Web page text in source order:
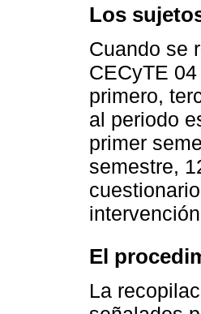
Los
Cuando se
CECyTE
primero,
al periodo
primer
semestre,
El
La